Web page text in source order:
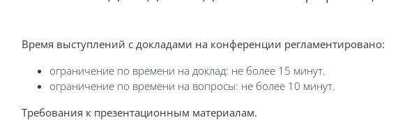
Время выступлений с докладами на конференции регламентировано:
ограничение по времени на доклад: не более 15 минут.
ограничение по времени на вопросы: не более 10 минут.
Требования к презентационным материалам.